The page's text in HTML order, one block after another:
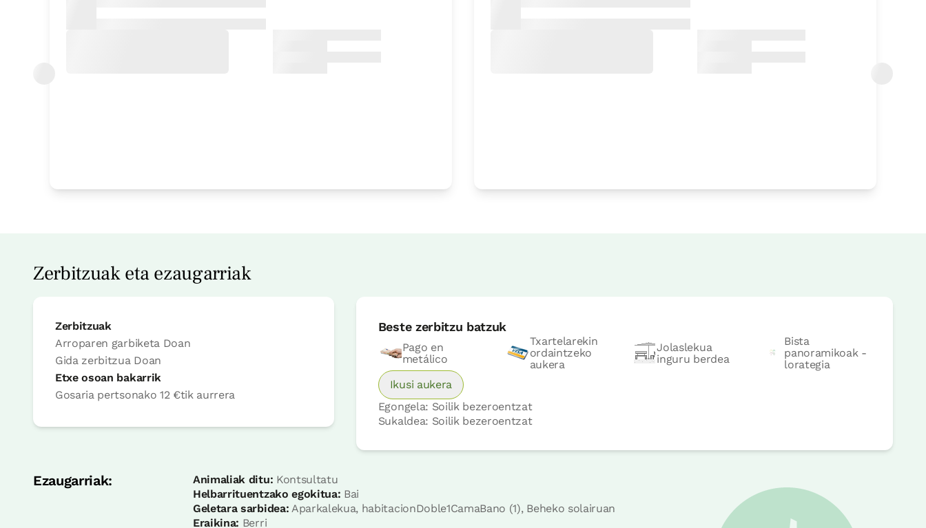
Zerbitzuak eta ezaugarriak
Zerbitzuak
Arroparen garbiketa Doan
Gida zerbitzua Doan
Etxe osoan bakarrik
Gosaria pertsonako 12 €tik aurrera
Beste zerbitzu batzuk
Pago en
metálico
Txartelarekin
ordaintzeko
aukera
Jolaslekua
inguru berdea
Bista
panoramikoak -
lorategia
Ikusi aukera
Egongela: Soilik bezeroentzat
Sukaldea: Soilik bezeroentzat
Ezaugarriak: Animaliak ditu: Kontsultatu
Helbarrituentzako egokitua: Bai
Geletara sarbidea: Aparkalekua, habitacionDoble1CamaBano (1), Beheko solairuan
Eraikina: Berri